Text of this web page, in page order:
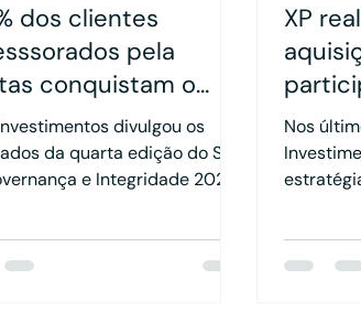
dos clientes
pela
conquistam o
de Governança e
XP 2025-
divulgou os
da quarta edição do Selo
e Integridade 2025-
que mais se
XP
desse
Nos